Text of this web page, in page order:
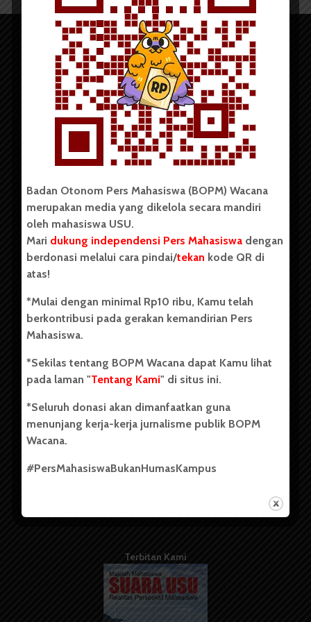
Copyright © 2023. All rights reserved BOPM WACANA.
Badan Otonom Pers Mahasiswa (BOPM) Wacana merupakan
pers mahasiswa yang berdiri di luar kampus dan dikelola
secara mandiri oleh mahasiswa Universitas Sumatera Utara
(USU). Sebelumnya BOPM Wacana merupakan salah satu
Unit Kegiatan Mahasiswa (UKM) di Universitas Sumatera
berdiri pada 1 Juli 1995.
Kontribusi
Info Iklan
Pedoman Media Siber
Kode Etik Jurnalistik
Terbitan Kami
Badan Otonom Pers Mahasiswa (BOPM) Wacana
merupakan media yang dikelola secara mandiri
oleh mahasiswa USU.
Mari dukung independensi Pers Mahasiswa dengan
berdonasi melalui cara pindai/tekan kode QR di
atas!
*Mulai dengan minimal Rp10 ribu, Kamu telah
berkontribusi pada gerakan kemandirian Pers
Mahasiswa.
*Sekilas tentang BOPM Wacana dapat Kamu lihat
pada laman "Tentang Kami" di situs ini.
*Seluruh donasi akan dimanfaatkan guna
menunjang kerja-kerja jurnalisme publik BOPM
Wacana.
#PersMahasiswaBukanHumasKampus